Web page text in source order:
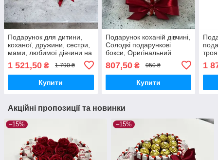
Подарунок для дитини,
коханої, дружини, сестри,
мами, любимої дівчини на
1 521,50 ₴ 1 790 ₴
Купити
Подарунок коханій дівчині,
Солодкі подарункові
бокси, Оригінальний
подарунок своїй дружині,
Сюрприз бокс на день
народження
807,50₴ 950 ₴
Купити
на
1
Акційні пропозиції та новинки
–15% –15%